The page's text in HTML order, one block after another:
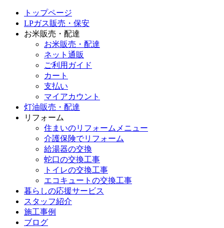
トップページ
LPガス販売・保安
お米販売・配達
お米販売・配達
ネット通販
ご利用ガイド
カート
支払い
マイアカウント
灯油販売・配達
リフォーム
住まいのリフォームメニュー
介護保険でリフォーム
給湯器の交換
蛇口の交換工事
トイレの交換工事
エコキュートの交換工事
暮らしの応援サービス
スタッフ紹介
施工事例
ブログ